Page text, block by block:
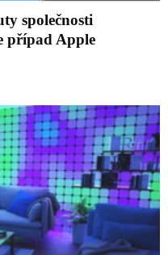
společnosti
případ Apple